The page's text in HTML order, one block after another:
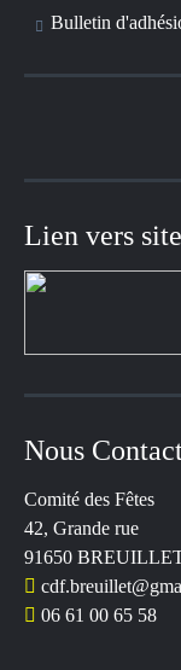
Bulletin
Lien vers
Nous
Comité des Fêtes
42, Grande rue
91650
06 61 00 65 58